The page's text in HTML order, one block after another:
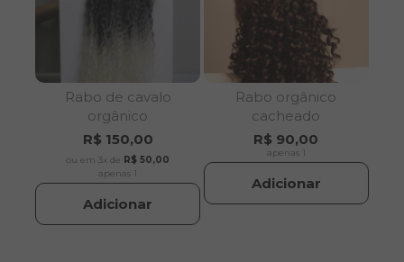
Rabo de cavalo
orgânico
R$ 150,00
ou em 3x de R$ 50,00
apenas 1
Rabo orgânico
cacheado
R$ 90,00
apenas 1